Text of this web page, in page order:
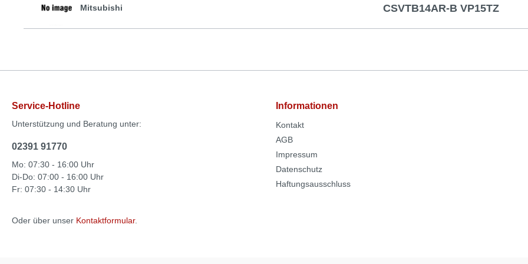
Mitsubishi CSVTB14AR-B VP15TZ
Service-Hotline
Unterstützung und Beratung unter:
02391 91770
Mo: 07:30 - 16:00 Uhr
Di-Do: 07:00 - 16:00 Uhr
Fr: 07:30 - 14:30 Uhr
Oder über unser Kontaktformular.
Informationen
Kontakt
AGB
Impressum
Datenschutz
Haftungsausschluss